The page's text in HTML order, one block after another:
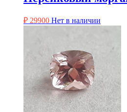
₽ 29900 Нет в наличии